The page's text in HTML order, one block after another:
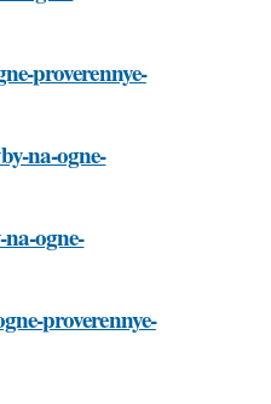
proverennye-
na-ogne-
ogne-
proverennye-